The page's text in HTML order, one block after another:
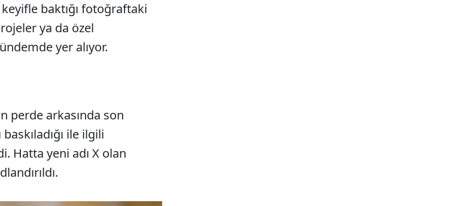
baktığı fotoğraftaki
ya da özel
yer alıyor.
perde arkasında son
ile ilgili
Hatta yeni adı X olan